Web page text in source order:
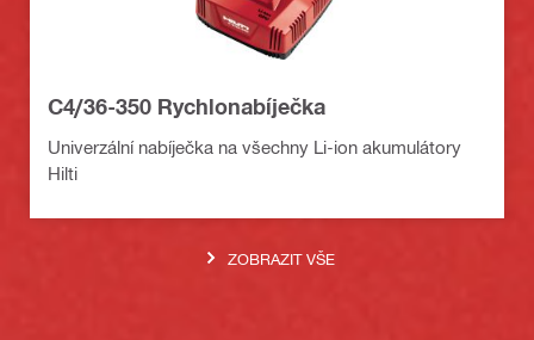
C4/36-350 Rychlonabíječka
Univerzální nabíječka na všechny Li-ion akumulátory
Hilti
ZOBRAZIT VŠE